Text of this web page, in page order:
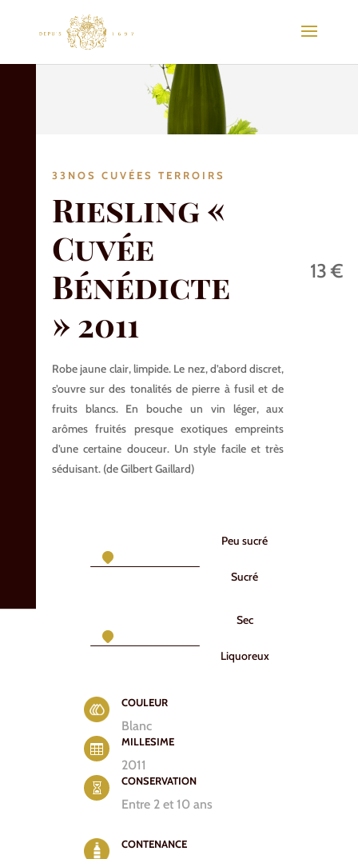
33NOS CUVÉES TERROIRS
Riesling «
Cuvée
Bénédicte
» 2011
13 €
Robe jaune clair, limpide. Le nez, d’abord discret,
s’ouvre sur des tonalités de pierre à fusil et de
fruits blancs. En bouche un vin léger, aux
arômes fruités presque exotiques empreints
d’une certaine douceur. Un style facile et très
séduisant. (de Gilbert Gaillard)
Peu sucré
Sucré
Sec
Liquoreux
COULEUR
Blanc

MILLESIME
2011

CONSERVATION
Entre 2 et 10 ans
CONTENANCE